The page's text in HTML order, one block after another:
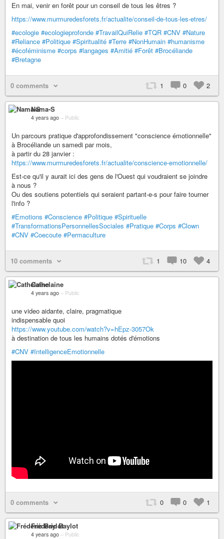
En mai, venir en forêt pour un conseil de tous les êtres ?
https://www.murmuredesforets.fr/actualite/conseil-de-tous-les-etres/
#ecologie #ecologieprofonde #TravailQuiRelie #TQR #CNV #Nature
#Reliance #Politique #Spiritualité #Terre #NonHumain #humanisme
#écoféminisme #corps #langages #Amitié #Forêt #Brocéliande
#Bretagne
0 comments 1 0 2
Nama-S
4 years ago – Public
Un parcours pratique d'approfondissement "conscience émotionnelle"
à Brocéliande un samedi par mois,
à partir du 28 janvier :
https://www.murmuredesforets.fr/actualite/conscience-emotionnelle/
Est-ce qu'il y aurait ici des gens de l'Ouest qui voudraient se joindre
à nous ?
Ou des soutiens potentiels qui seraient partant-e-s pour faire tourner
l'info ?
#Emotions #Conscience #Politique #Spirituelle
#TransformationsPersonnellesSociales #Pratique #Corps #Clown
#CNV #Coecoute #Permaculture
10 comments 1 10 4
Cathelaine
4 years ago – Public
une video aidante, claire, pragmatique
indispensable quoi
https://www.youtube.com/watch?v=hEpz-3057Ok
à destination de tous les humains dotés d'émotions
#CNV #IntelligenceEmotionnelle
0 comments 0 0 1
Frédéric Baylot
4 years ago – Public